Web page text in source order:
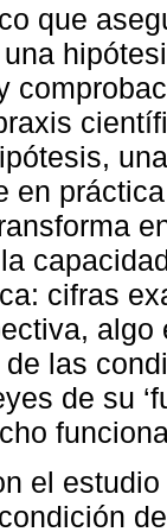
que
en
cifras
las
de su
el